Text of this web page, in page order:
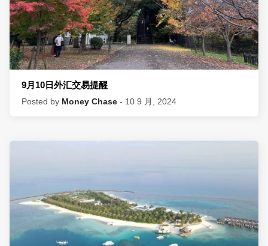
9月10日外汇交易提醒
Posted by Money Chase - 10 9 月, 2024